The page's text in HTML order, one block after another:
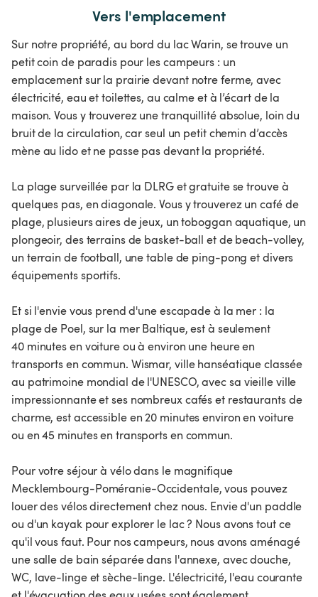
Vers l'emplacement
Sur notre propriété, au bord du lac Warin, se trouve un
petit coin de paradis pour les campeurs : un
emplacement sur la prairie devant notre ferme, avec
électricité, eau et toilettes, au calme et à l’écart de la
maison. Vous y trouverez une tranquillité absolue, loin du
bruit de la circulation, car seul un petit chemin d’accès
mène au lido et ne passe pas devant la propriété.
La plage surveillée par la DLRG et gratuite se trouve à
quelques pas, en diagonale. Vous y trouverez un café de
plage, plusieurs aires de jeux, un toboggan aquatique, un
plongeoir, des terrains de basket-ball et de beach-volley,
un terrain de football, une table de ping-pong et divers
équipements sportifs.
Et si l'envie vous prend d'une escapade à la mer : la
plage de Poel, sur la mer Baltique, est à seulement
40 minutes en voiture ou à environ une heure en
transports en commun. Wismar, ville hanséatique classée
au patrimoine mondial de l'UNESCO, avec sa vieille ville
impressionnante et ses nombreux cafés et restaurants de
charme, est accessible en 20 minutes environ en voiture
ou en 45 minutes en transports en commun.
Pour votre séjour à vélo dans le magnifique
Mecklembourg-Poméranie-Occidentale, vous pouvez
louer des vélos directement chez nous. Envie d'un paddle
ou d'un kayak pour explorer le lac ? Nous avons tout ce
qu'il vous faut. Pour nos campeurs, nous avons aménagé
une salle de bain séparée dans l'annexe, avec douche,
WC, lave-linge et sèche-linge. L'électricité, l'eau courante